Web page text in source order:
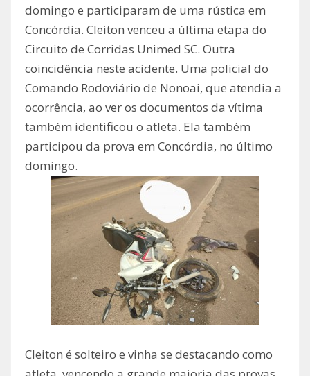
domingo e participaram de uma rústica em
Concórdia. Cleiton venceu a última etapa do
Circuito de Corridas Unimed SC. Outra
coincidência neste acidente. Uma policial do
Comando Rodoviário de Nonoai, que atendia a
ocorrência, ao ver os documentos da vítima
também identificou o atleta. Ela também
participou da prova em Concórdia, no último
domingo.
Cleiton é solteiro e vinha se destacando como